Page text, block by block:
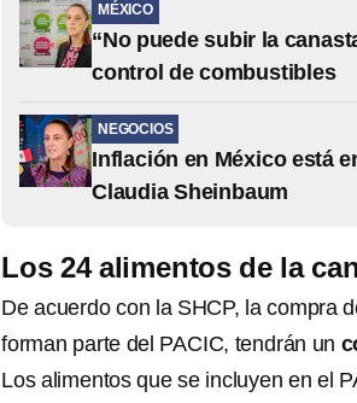
MÉXICO
“No puede subir la
control de combustibles
NEGOCIOS
Inflación en México está
Claudia Sheinbaum
Los 24 alimentos de la
De acuerdo con la SHCP, la compra
forman parte del PACIC, tendrán un
Los alimentos que se incluyen en el